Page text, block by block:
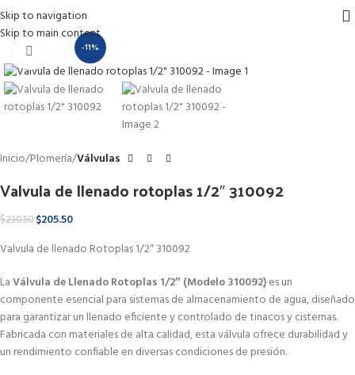
Skip to navigation
Skip to main content
-11%
Haga Click para agrandar
Inicio Plomería Válvulas
Valvula de llenado rotoplas 1/2″ 310092
$230.50 $205.50
Valvula de llenado Rotoplas 1/2″ 310092
LaVálvula de Llenado Rotoplas 1/2″ (Modelo 310092)es un
componente esencial para sistemas de almacenamiento de agua, diseñado
para garantizar un llenado eficiente y controlado de tinacos y cisternas.
Fabricada con materiales de alta calidad, esta válvula ofrece durabilidad y
un rendimiento confiable en diversas condiciones de presión.